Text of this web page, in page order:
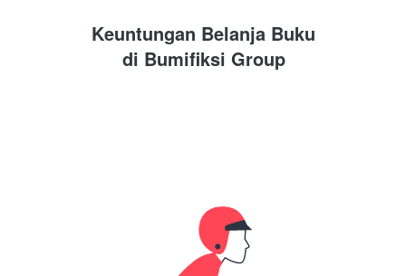
Keuntungan Belanja Buku
di Bumifiksi Group